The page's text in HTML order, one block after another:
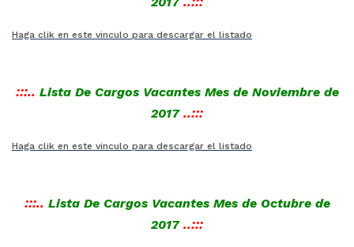
Haga clik en este vinculo para descargar el listado
:::.. Lista De Cargos Vacantes Mes de Noviembre de
2017 ..:::
Haga clik en este vinculo para descargar el listado
:::.. Lista De Cargos Vacantes Mes de Octubre de
2017 ..:::